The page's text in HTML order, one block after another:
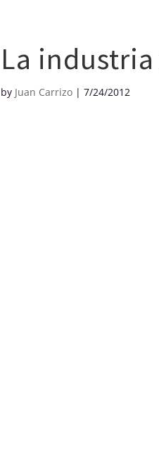
La industria
by Juan Carrizo | 7/24/2012